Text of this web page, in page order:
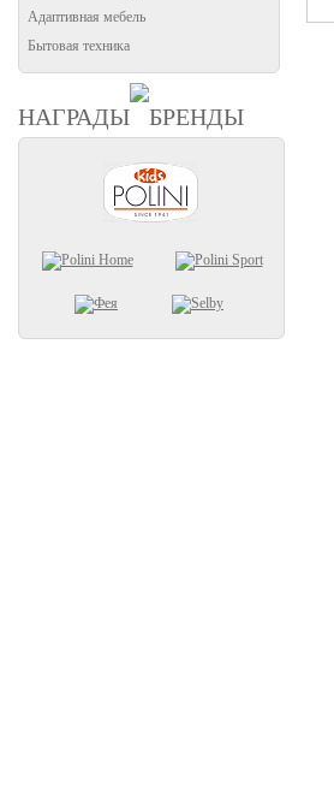
Адаптивная мебель
Бытовая техника
НАГРАДЫ БРЕНДЫ